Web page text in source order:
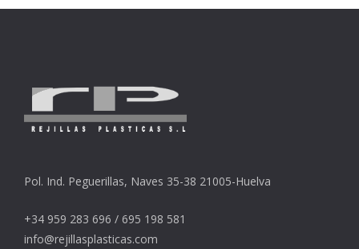
Pol. Ind. Peguerillas, Naves 35-38 21005-Huelva
+34 959 283 696 / 695 198 581
info@rejillasplasticas.com